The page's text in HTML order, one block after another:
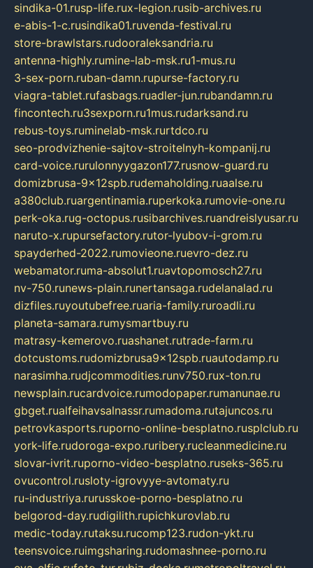
sindika-01.rusp-life.rux-legion.rusib-archives.ru
e-abis-1-c.rusindika01.ruvenda-festival.ru
store-brawlstars.rudooraleksandria.ru
antenna-highly.rumine-lab-msk.ru1-mus.ru
3-sex-porn.ruban-damn.rupurse-factory.ru
viagra-tablet.rufasbags.ruadler-jun.rubandamn.ru
fincontech.ru3sexporn.ru1mus.rudarksand.ru
rebus-toys.ruminelab-msk.rurtdco.ru
seo-prodvizhenie-sajtov-stroitelnyh-kompanij.ru
card-voice.rurulonnyygazon177.rusnow-guard.ru
domizbrusa-9x12spb.rudemaholding.ruaalse.ru
a380club.ruargentinamia.ruperkoka.rumovie-one.ru
perk-oka.rug-octopus.rusibarchives.ruandreislyusar.ru
naruto-x.rupursefactory.rutor-lyubov-i-grom.ru
spayderhed-2022.rumovieone.ruevro-dez.ru
webamator.ruma-absolut1.ruavtopomosch27.ru
nv-750.runews-plain.runertansaga.rudelanalad.ru
dizfiles.ruyoutubefree.ruaria-family.ruroadli.ru
planeta-samara.rumysmartbuy.ru
matrasy-kemerovo.ruashanet.rutrade-farm.ru
dotcustoms.rudomizbrusa9x12spb.ruautodamp.ru
narasimha.rudjcommodities.runv750.rux-ton.ru
newsplain.rucardvoice.rumodopaper.rumanunae.ru
gbget.rualfeihavsalnassr.rumadoma.rutajuncos.ru
petrovkasports.ruporno-online-besplatno.rusplclub.ru
york-life.rudoroga-expo.ruribery.rucleanmedicine.ru
slovar-ivrit.ruporno-video-besplatno.ruseks-365.ru
ovucontrol.rusloty-igrovyye-avtomaty.ru
ru-industriya.rurusskoe-porno-besplatno.ru
belgorod-day.rudigilith.rupichkurovlab.ru
medic-today.rutaksu.rucomp123.rudon-ykt.ru
teensvoice.ruimgsharing.rudomashnee-porno.ru